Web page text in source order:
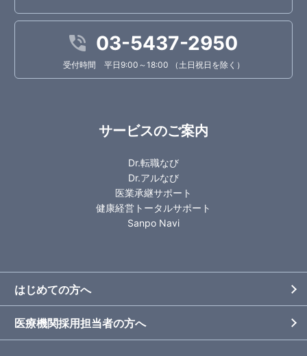
03-5437-2950
受付時間 平日9:00～18:00 （土日祝日を除く）
サービスのご案内
Dr.転職なび
Dr.アルなび
医業承継サポート
健康経営トータルサポート
Sanpo Navi
はじめての方へ
医療機関採用担当者の方へ